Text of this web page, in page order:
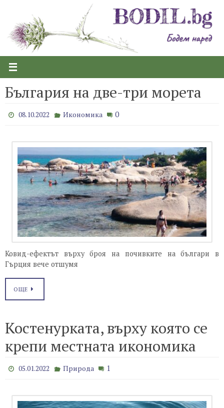
content
България на две-три морета
08.10.2022 Икономика 0
Ковид-ефектът върху броя на почивките на българи в
Гърция вече отшумя
ОЩЕ
Костенурката, върху която се
крепи местната икономика
05.01.2022 Природа 1